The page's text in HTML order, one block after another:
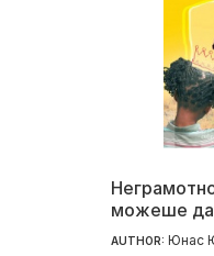
можеше да
AUTHOR: Юнас